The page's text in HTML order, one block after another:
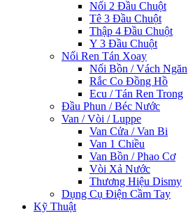
Nối 2 Đầu Chuột
Tê 3 Đầu Chuột
Thập 4 Đầu Chuột
Y 3 Đầu Chuột
Nối Ren Tán Xoay
Nối Bồn / Vách Ngăn
Rắc Co Đồng Hồ
Ecu / Tán Ren Trong
Đầu Phun / Béc Nước
Van / Vòi / Luppe
Van Cửa / Van Bi
Van 1 Chiều
Van Bồn / Phao Cơ
Vòi Xả Nước
Thương Hiệu Dismy
Dụng Cụ Điện Cầm Tay
Kỹ Thuật